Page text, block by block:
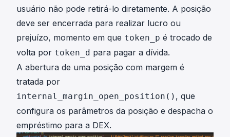
usuário não pode retirá-lo diretamente. A posição
deve ser encerrada para realizar lucro ou
prejuízo, momento em que token_p é trocado de
volta por token_d para pagar a dívida.
A abertura de uma posição com margem é
tratada por
internal_margin_open_position() , que
configura os parâmetros da posição e despacha o
empréstimo para a DEX.